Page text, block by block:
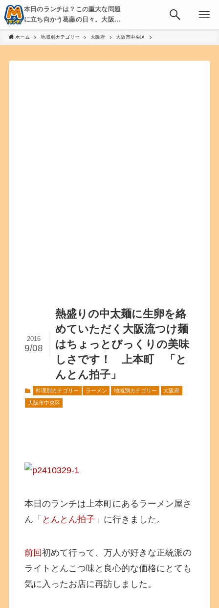
本日のランチは？この重大な問題
に立ち向かう葛藤の日々。大阪・
京都・神戸を中心とした食べ歩
き、飲み歩きを綴る。
ホーム 地域別カテゴリー 大阪府 大阪市中央区
熱盛りの中太麺に生卵を絡
めていただく大阪流つけ麺
はちょっとびっくりの美味
しさです！ 上本町 「と
んとん拍子」
2016
9/08
料理別カテゴリー ラーメン 地域別カテゴリー 大阪府
大阪市中央区
本日のランチは上本町にあるラーメン屋さ
ん「 とんとん拍子 」に行きました。
前回初めて行って、万人が好きな正統派の
ライトとんこつ味と良心的な価格にとても
気に入ったお店に再訪しました。